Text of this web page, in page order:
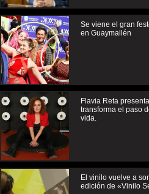
Se viene el gran
en Guaymallén
Flavia Reta
transforma el paso
vida.
El vinilo vuelve a
edición de «Vinilo